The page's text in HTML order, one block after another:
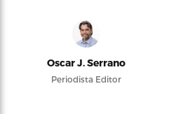
Oscar J. Serrano
Periodista Editor